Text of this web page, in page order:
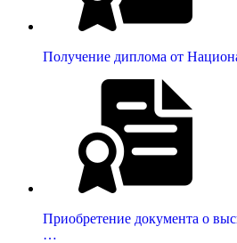
Получение диплома от
Приобретение документа о
…